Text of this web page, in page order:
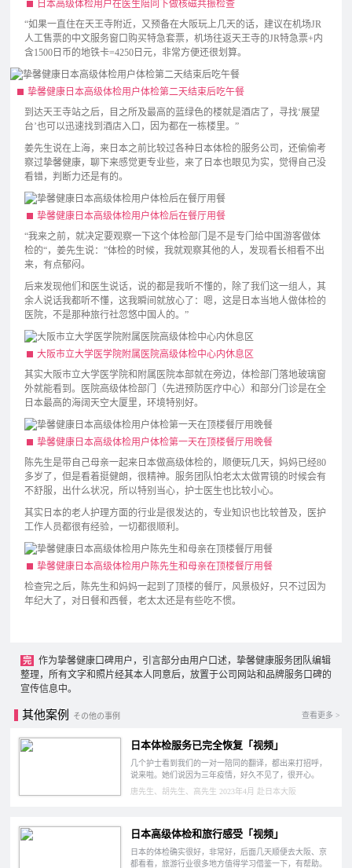
日本高级体检用户在医生陪同下做核磁共振检查
“如果一直住在天王寺附近，又预备在大阪玩上几天的话，建议在机场JR
人工售票的中文服务窗口购买特急套票，机场往返天王寺的JR特急票+内
含1500日币的地铁卡=4250日元，非常方便还很划算。
挚馨健康日本高级体检用户体检第二天结束后吃午餐
到达天王寺站之后，目之所及最高的蓝绿色的楼就是酒店了，寻找‘展望
台’也可以迅速找到酒店入口，因为都在一栋楼里。”
姜先生说在上海，来日本之前比较过各种日本体检的服务公司，还偷偷考
察过挚馨健康，聊下来感觉更专业些，来了日本也眼见为实，觉得自己没
看错，判断力还是有的。
挚馨健康日本高级体检用户体检后在餐厅用餐
“我来之前，就决定要观察一下这个体检部门是不是专门给中国游客做体
检的“，姜先生说：”体检的时候，我就观察其他的人，发现看长相看不出
来，有点郁闷。
后来发现他们和医生说话，说的都是我听不懂的，除了我们这一组人，其
余人说话我都听不懂，这我瞬间就放心了：嗯，这是日本当地人做体检的
医院，不是那种旅行社忽悠中国人的。”
大阪市立大学医学院附属医院高级体检中心内休息区
其实大阪市立大学医学院和附属医院本部就在旁边，体检部门落地玻璃窗
外就能看到。医院高级体检部门（先进预防医疗中心）和部分门诊是在全
日本最高的海阔天空大厦里，环境特别好。
挚馨健康日本高级体检用户体检第一天在顶楼餐厅用晚餐
陈先生是带自己母亲一起来日本做高级体检的，顺便玩几天，妈妈已经80
多岁了，但是看着挺健朗，很精神。服务团队怕老太太做胃镜的时候会有
不舒服，出什么状况，所以特别当心，护士医生也比较小心。
其实日本的老人护理方面的行业是很发达的，专业知识也比较普及，医护
工作人员都很有经验，一切都很顺利。
挚馨健康日本高级体检用户陈先生和母亲在顶楼餐厅用餐
检查完之后，陈先生和妈妈一起到了顶楼的餐厅，风景极好，只不过因为
年纪大了，对日餐和西餐，老太太还是有些吃不惯。
完
作为挚馨健康口碑用户，引言部分由用户口述，挚馨健康服务团队编辑
整理，所有文字和照片经其本人同意后，放置于公司网站和品牌服务口碑的
宣传信息中。
其他案例 その他の事例 查看更多 >
日本体检服务已完全恢复「视频」
几个护士看到我们的一对一陪同的翻译，都出来打招呼，
说来啦。她们说因为三年疫情，好久不见了，很开心。
唐先生、胡先生、高先生 2023年4月 赴日本大阪
日本高级体检和旅行感受「视频」
日本的体检确实很好，非常好，后面几天顺便去大阪、京
都看看，旅游行业很多地方值得学习借鉴一下，有帮助。